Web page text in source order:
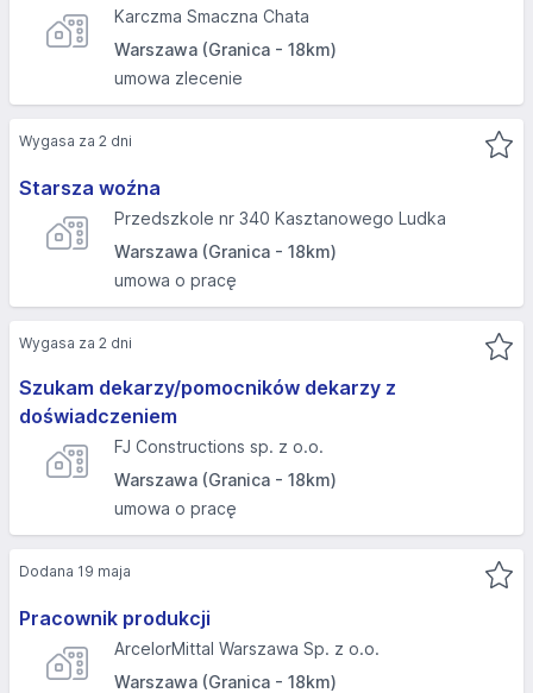
Karczma Smaczna Chata
Warszawa (Granica - 18km)
umowa zlecenie
Starsza woźna
Przedszkole nr 340 Kasztanowego Ludka
Warszawa (Granica - 18km)
umowa o pracę
Wygasa za 2 dni
Szukam dekarzy/pomocników dekarzy z
doświadczeniem
FJ Constructions sp. z o.o.
Warszawa (Granica - 18km)
umowa o pracę
Wygasa za 2 dni
Pracownik produkcji
ArcelorMittal Warszawa Sp. z o.o.
Warszawa (Granica - 18km)
Dodana 19 maja